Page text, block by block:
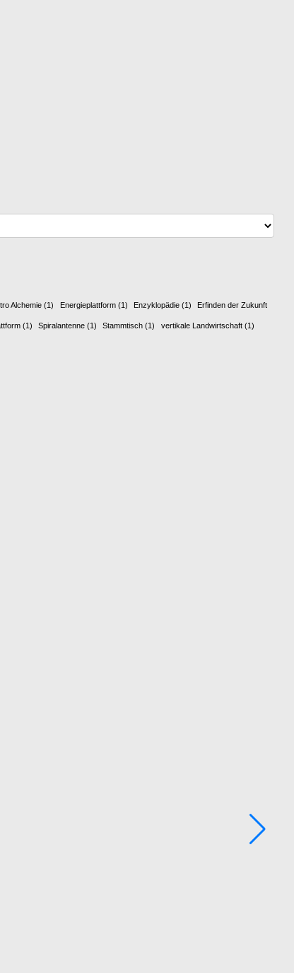
Alchemie (1) Energieplattform(1) Enzyklopädie (1) Erfinden der Zukunft
(1) Spiralantenne(1) Stammtisch (1) vertikale Landwirtschaft(1)